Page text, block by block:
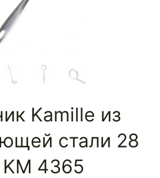
Kamille из
стали 28
4365